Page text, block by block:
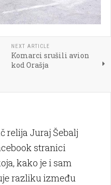
NEXT ARTICLE
Komarci srušili avion
kod Orašja
relija Juraj Šebalj
stranici
kako je i sam
razliku između